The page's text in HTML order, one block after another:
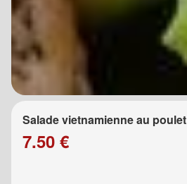
Salade vietnamienne au poulet
7.50 €